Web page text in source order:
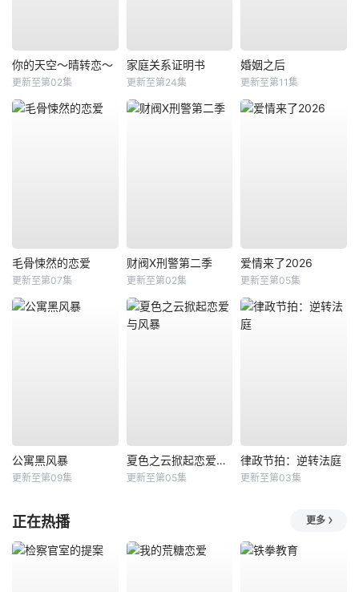
你的天空～晴转恋～
更新至第02集
家庭关系证明书
更新至第24集
婚姻之后
更新至第11集
毛骨悚然的恋爱
更新至第07集
财阀X刑警第二季
更新至第02集
爱情来了2026
更新至第05集
公寓黑风暴
更新至第09集
夏色之云掀起恋爱与风暴
更新至第05集
律政节拍：逆转法庭
更新至第03集
正在热播 更多